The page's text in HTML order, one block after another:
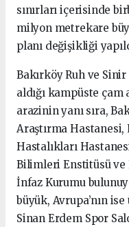
sınırları içerisinde
milyon metrekare
planı değişikliği
Bakırköy Ruh ve
aldığı kampüste çam
arazinin yanı sıra,
Araştırma
Hastalıkları
Bilimleri Enstitüsü ve
İnfaz Kurumu
büyük, Avrupa’nın
Sinan Erdem Spor